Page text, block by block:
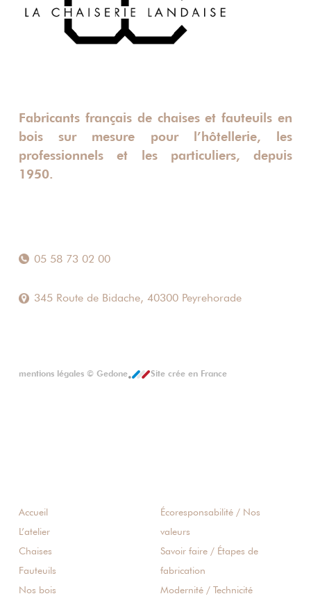
Fabricants français de chaises et fauteuils en
bois sur mesure pour l’hôtellerie, les
professionnels et les particuliers, depuis
1950.
05 58 73 02 00
345 Route de Bidache, 40300 Peyrehorade
mentions légales© Gedone Site crée en France
Accueil
L’atelier
Chaises
Fauteuils
Nos bois
Écoresponsabilité / Nos
valeurs
Savoir faire / Étapes de
fabrication
Modernité / Technicité